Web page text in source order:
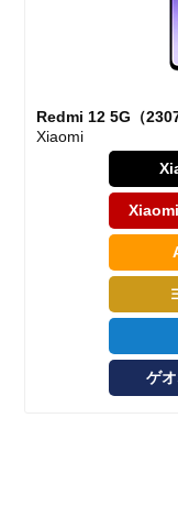
Redmi 12 5G（
Xiaomi
ゲ